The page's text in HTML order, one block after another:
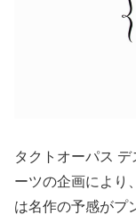
タクトオーパス
ーツの企画により
は名作の予感がプ